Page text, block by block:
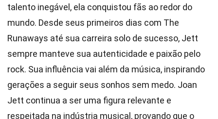
talento inegável, ela conquistou fãs ao redor do
mundo. Desde seus primeiros dias com The
Runaways até sua carreira solo de sucesso, Jett
sempre manteve sua autenticidade e paixão pelo
rock. Sua influência vai além da música, inspirando
gerações a seguir seus sonhos sem medo. Joan
Jett continua a ser uma figura relevante e
respeitada na indústria musical, provando que o